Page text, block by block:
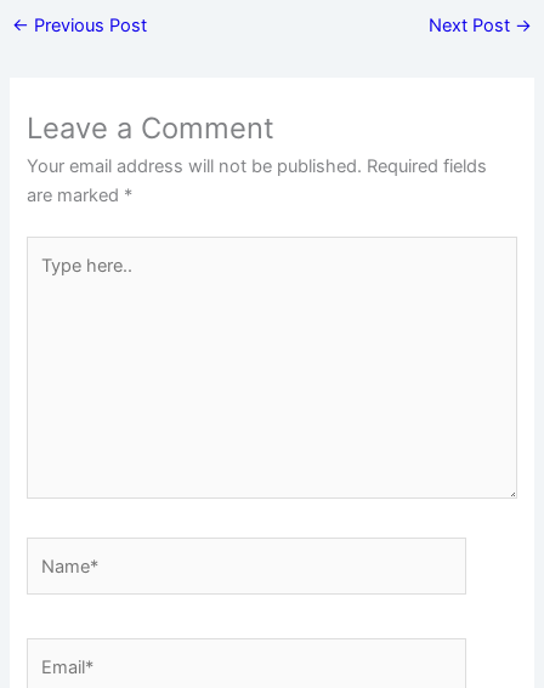
← Previous Post Next Post →
Leave a Comment
Your email address will not be published. Required fields
are marked *
here..